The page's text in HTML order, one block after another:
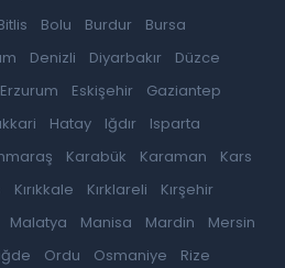
Bolu Burdur
Bursa
Denizli Diyarbakır
Düzce
Erzurum Eskişehir
Gaziantep
Hatay Iğdır
Isparta
Karabük Karaman
Kars
Kırıkkale Kırklareli
Kırşehir
Malatya Manisa Mardin
Mersin
Ordu Osmaniye Rize